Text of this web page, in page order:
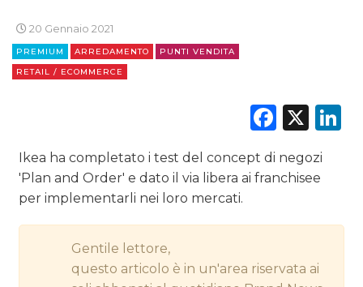
EDITORIA
ESTERNA
TV
20 Gennaio 2021
PREMIUM ARREDAMENTO
PUNTI VENDITA
RETAIL / ECOMMERCE
X
Ikea ha completato i test del concept di negozi
'Plan and Order' e dato il via libera ai franchisee
per implementarli nei loro mercati.
Gentile lettore,
questo articolo è in un'area riservata ai